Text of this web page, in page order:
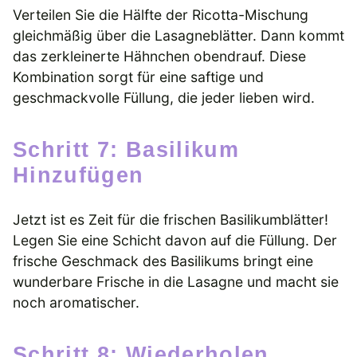
Verteilen Sie die Hälfte der Ricotta-Mischung
gleichmäßig über die Lasagneblätter. Dann kommt
das zerkleinerte Hähnchen obendrauf. Diese
Kombination sorgt für eine saftige und
geschmackvolle Füllung, die jeder lieben wird.
Schritt 7: Basilikum
Hinzufügen
Jetzt ist es Zeit für die frischen Basilikumblätter!
Legen Sie eine Schicht davon auf die Füllung. Der
frische Geschmack des Basilikums bringt eine
wunderbare Frische in die Lasagne und macht sie
noch aromatischer.